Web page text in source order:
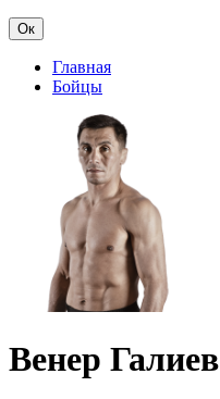
Ок
Главная
Бойцы
Венер Галиев